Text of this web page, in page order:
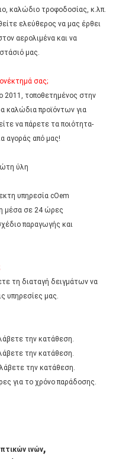
καλώδιο τροφοδοσίας, κ.λπ.
ελεύθερος να μας έρθει
αερολιμένα και να
μας.
σας;
2011, τοποθετημένος στην
καλώδια προϊόντων για
να πάρετε τα ποιότητα-
αγοράς από μας!
ύλη
υπηρεσία cOem
μέσα σε 24 ώρες
παραγωγής και
τη διαταγή δειγμάτων να
υπηρεσίες μας.
την κατάθεση.
την κατάθεση.
την κατάθεση.
για το χρόνο παράδοσης.
ινών,